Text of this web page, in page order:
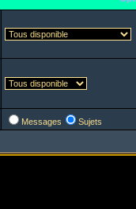
Messages Sujets